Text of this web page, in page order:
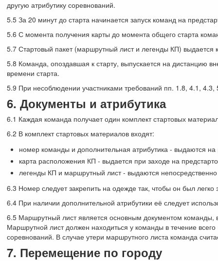
другую атрибутику соревнований.
5.5 За 20 минут до старта начинается запуск команд на
5.6 С момента получения карты до момента общего старта
5.7 Стартовый пакет (маршрутный лист и легенды КП)
5.8 Команда, опоздавшая к старту, выпускается на дистанцию
времени старта.
5.9 При несоблюдении участниками требований пп. 1.8, 4.1,
6. Документы и атрибутика
6.1 Каждая команда получает один комплект стартовых
6.2 В комплект стартовых материалов входят:
номер команды и дополнительная атрибутика - выдаются на
карта расположения КП - выдается при заходе на
легенды КП и маршрутный лист - выдаются
6.3 Номер следует закрепить на одежде так, чтобы он был
6.4 При наличии дополнительной атрибутики её следует
6.5 Маршрутный лист является основным документом команды,
Маршрутной лист должен находиться у команды в течение
соревнований. В случае утери маршрутного листа команда
7. Перемещение по городу